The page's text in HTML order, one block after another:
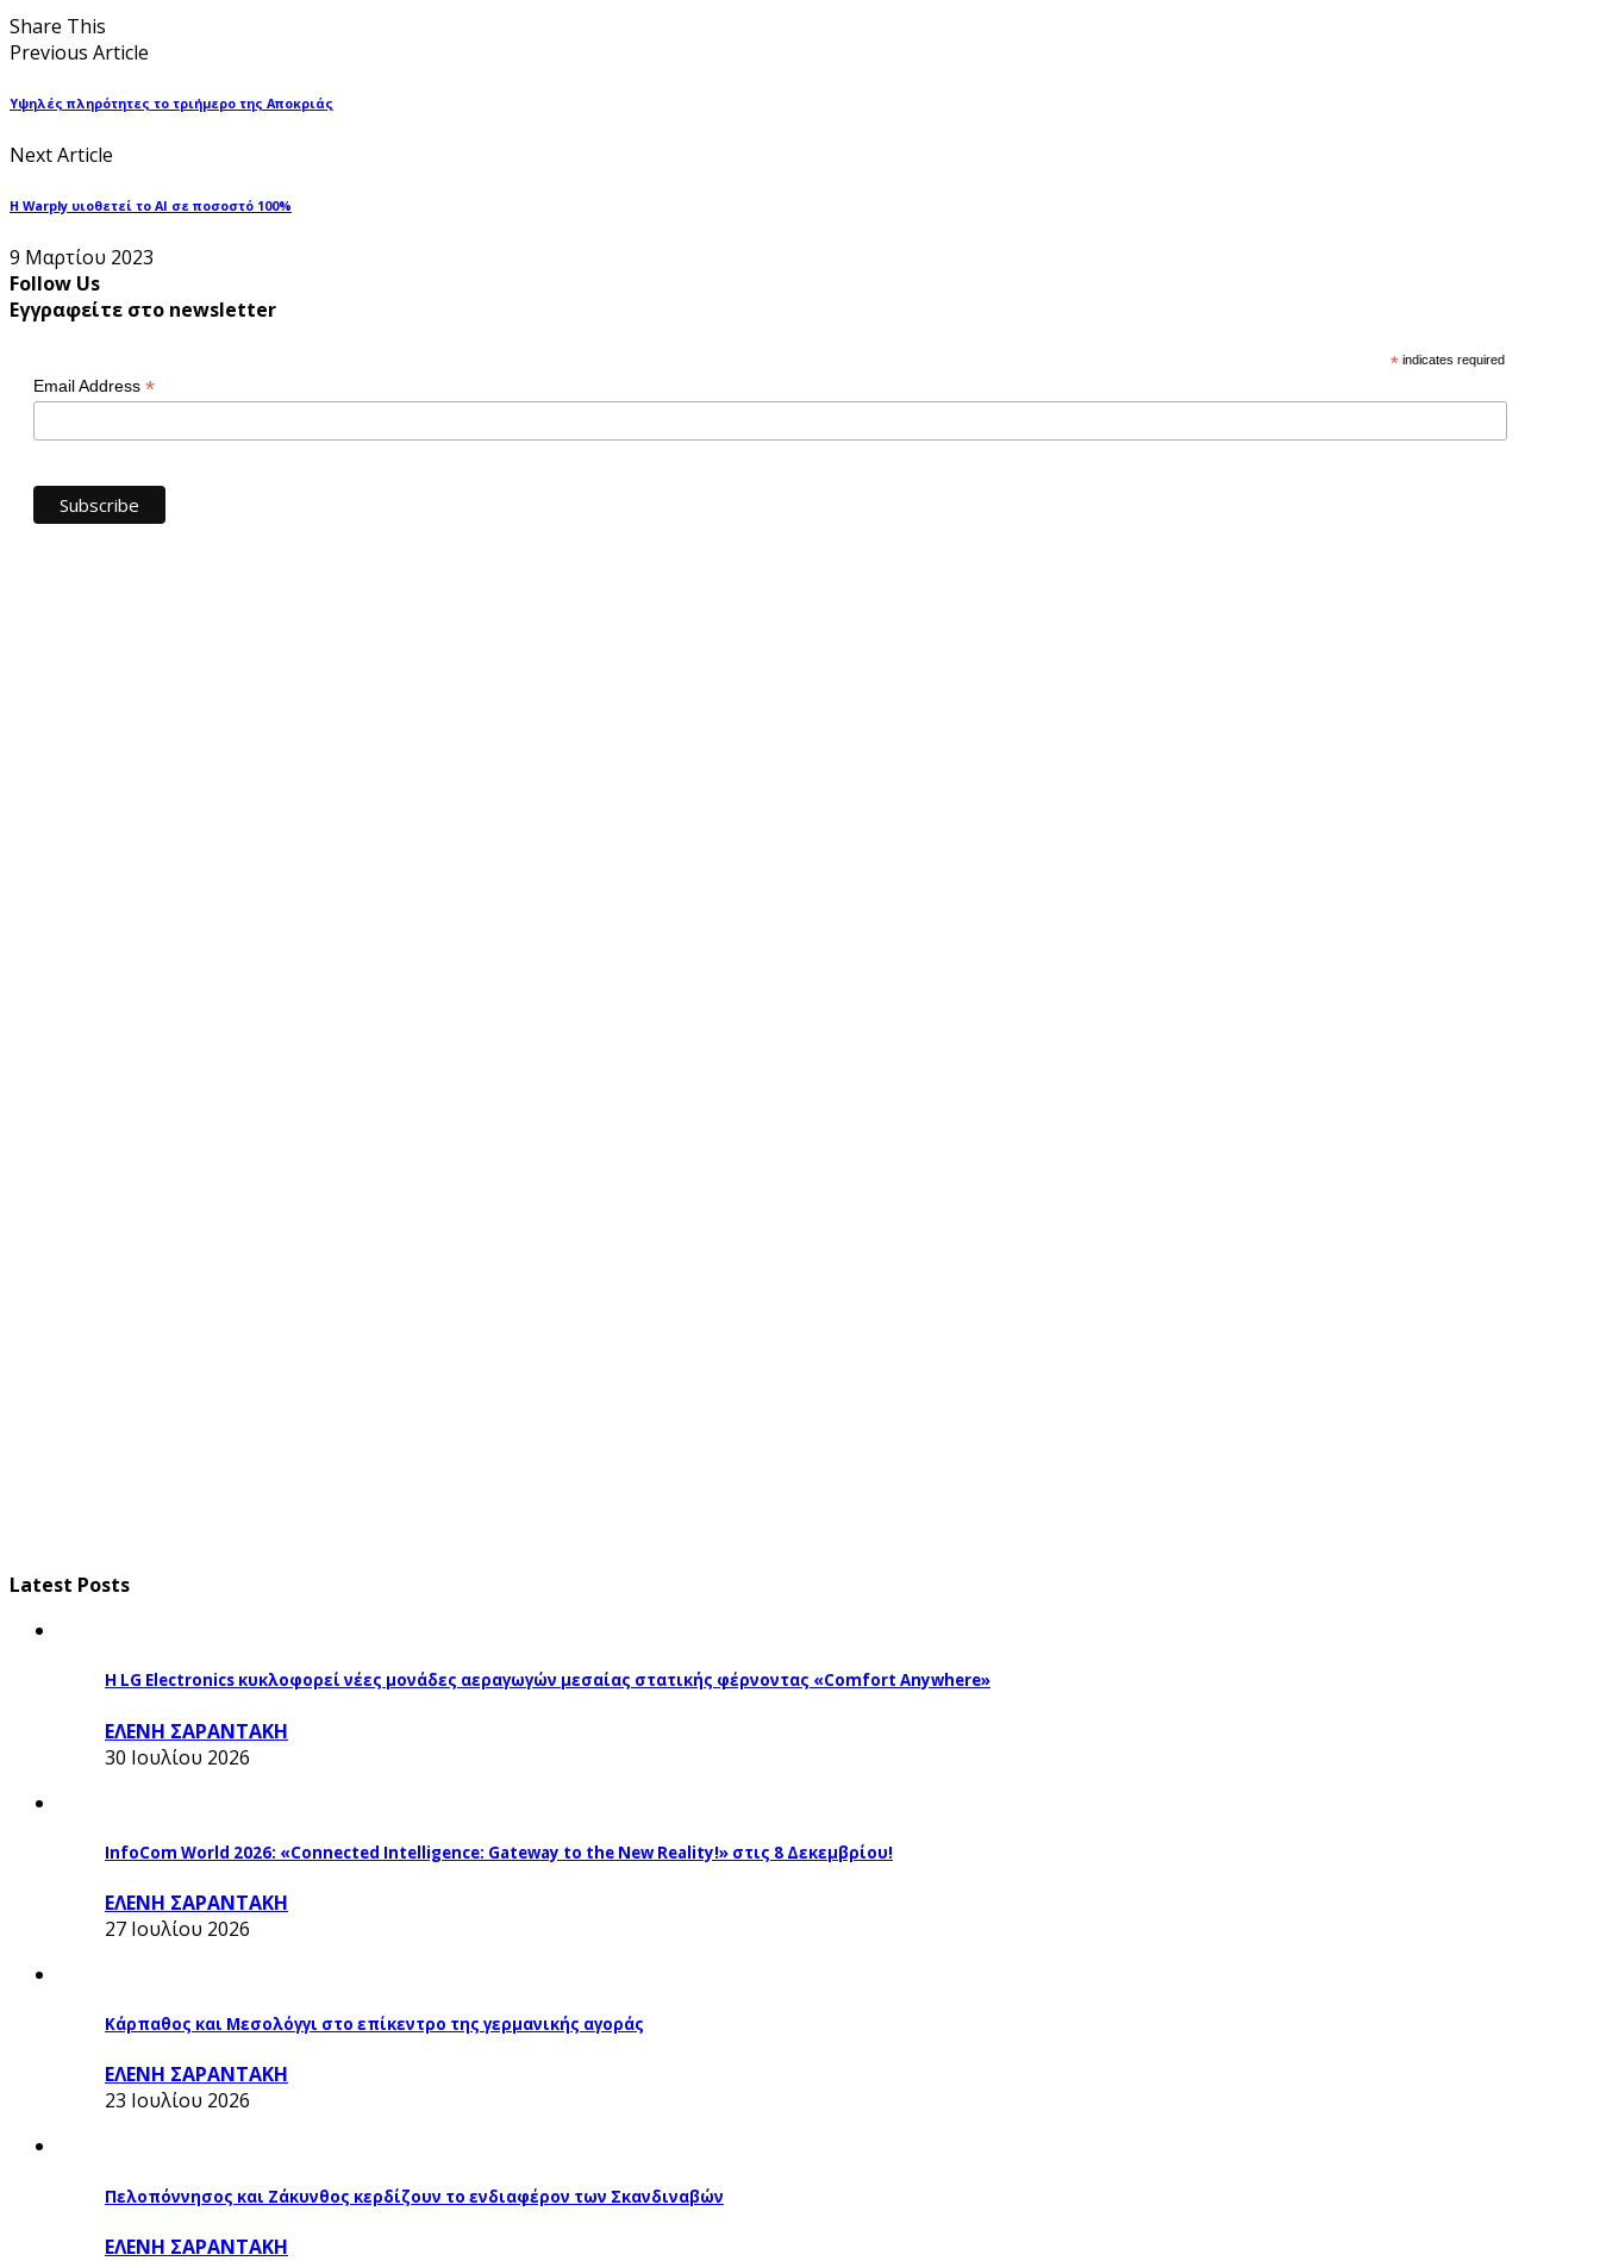
Share This
Previous Article
Υψηλές πληρότητες το τριήμερο της Αποκριάς
Next Article
Η Warply υιοθετεί το ΑΙ σε ποσοστό 100%
9 Μαρτίου 2023
Follow Us
Εγγραφείτε στο newsletter
* indicates required
Email Address *
Latest Posts
Η LG Electronics κυκλοφορεί νέες μονάδες αεραγωγών μεσαίας στατικής φέρνοντας «Comfort Anywhere»
ΕΛΕΝΗ ΣΑΡΑΝΤΑΚΗ
30 Ιουλίου 2026
InfoCom World 2026: «Connected Intelligence: Gateway to the New Reality!» στις 8 Δεκεμβρίου!
ΕΛΕΝΗ ΣΑΡΑΝΤΑΚΗ
27 Ιουλίου 2026
Κάρπαθος και Μεσολόγγι στο επίκεντρο της γερμανικής αγοράς
ΕΛΕΝΗ ΣΑΡΑΝΤΑΚΗ
23 Ιουλίου 2026
Πελοπόννησος και Ζάκυνθος κερδίζουν το ενδιαφέρον των Σκανδιναβών
ΕΛΕΝΗ ΣΑΡΑΝΤΑΚΗ